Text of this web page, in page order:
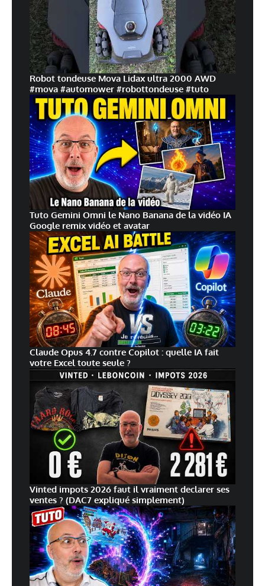
Robot tondeuse Mova Lidax ultra 2000 AWD
#mova #automower #robottondeuse #tuto
Tuto Gemini Omni le Nano Banana de la vidéo IA
Google remix vidéo et avatar
Claude Opus 4.7 contre Copilot : quelle IA fait
votre Excel toute seule ?
Vinted impots 2026 faut il vraiment declarer ses
ventes ? (DAC7 expliqué simplement)